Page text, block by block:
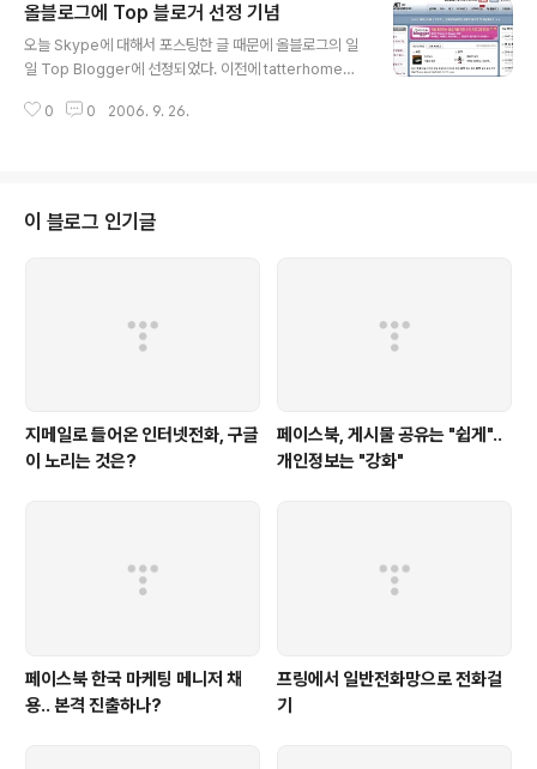
익한 행사였다. 덤으로 빙고 게임을 잘 해서 부수입을 올리게 되어 또한 기뻤다..
이런 생활 속의 소박한 행복이 나의 꿈이었나? 문뜩 이런 것에 기뻐해야 하는
지.. 아니면 슬퍼해야 할지 잠시 고민스럽다.
올블로그에 Top 블로거 선정 기념
오늘 Skype에 대해서 포스팅한 글 때문에 올블로그의 일
일 Top Blogger에 선정되었다. 이전에 tatterhome에
었는데.. 개인적으로는 두 번째 영광이다. 티스토리에 다시
록했다. 지난 번에 실시간 인기글에 선정되고 방문자 수가
늘어나면서.. 그 방문자 수를 유지하고자 포스팅도 많이 하
0 0 2006. 9. 26.
이 블로그 인기글
지메일로 들어온 인터넷전화, 구글
이 노리는 것은?
페이스북, 게시물 공유는 "쉽게"..
개인정보는 "강화"
페이스북 한국 마케팅 메니저 채
용.. 본격 진출하나?
프링에서 일반전화망으로 전화걸
기